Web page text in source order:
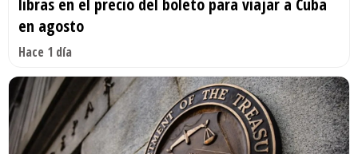
en agosto
Hace 1 día